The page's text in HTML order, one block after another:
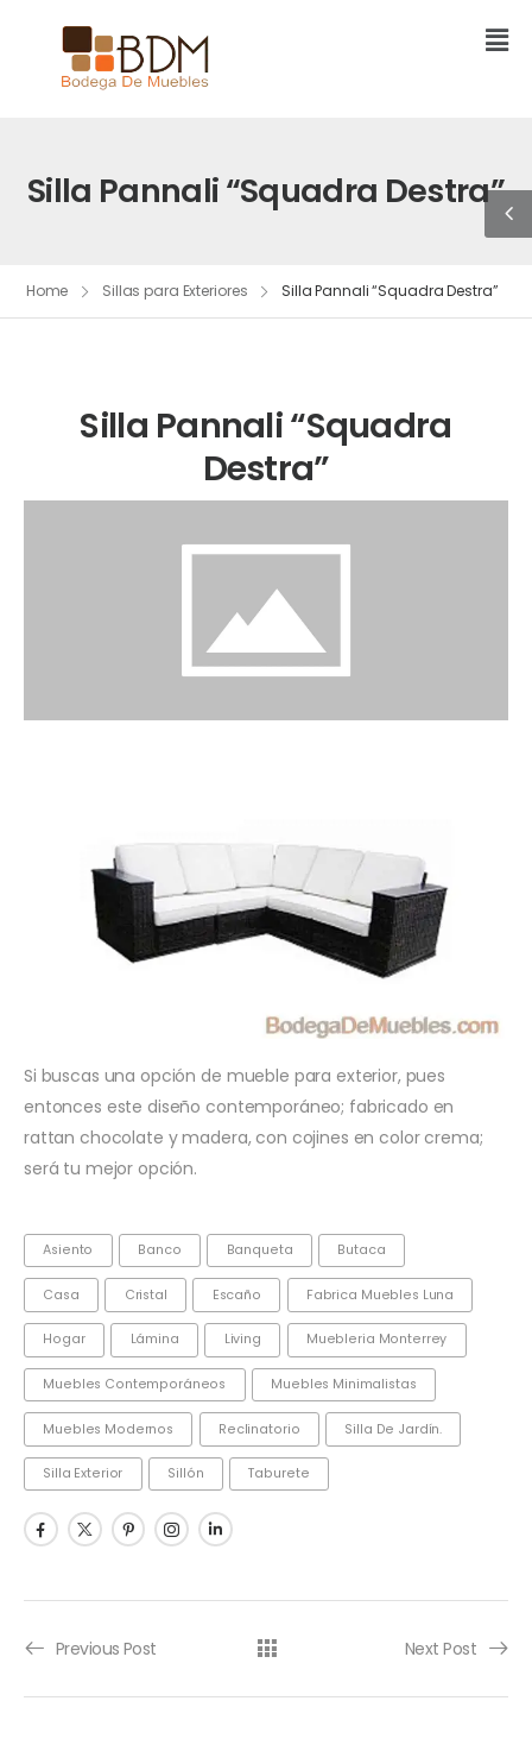
Silla Pannali “Squadra Destra”
Home Sillas para Exteriores Silla Pannali “Squadra Destra”
Silla Pannali “Squadra
Destra”
Si buscas una opción de mueble para exterior, pues
entonces este diseño contemporáneo; fabricado en
rattan chocolate y madera, con cojines en color crema;
será tu mejor opción.
Asiento Banco Banqueta Butaca
Casa Cristal Escaño Fabrica Muebles Luna
Hogar Lámina Living Muebleria Monterrey
Muebles Contemporáneos Muebles Minimalistas
Muebles Modernos Reclinatorio Silla De Jardín.
Silla Exterior Sillón Taburete
Previous Post Next Post